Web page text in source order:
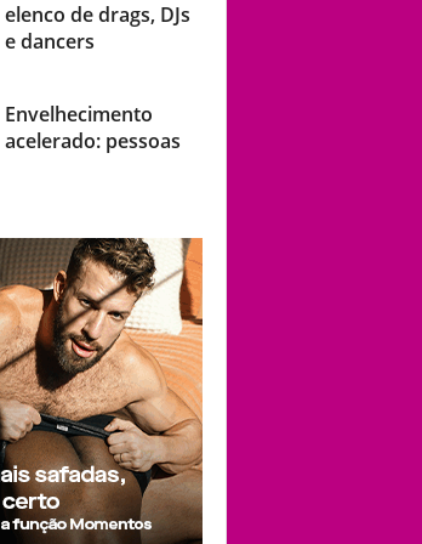
elenco de drags, DJs
e dancers
Envelhecimento
acelerado: pessoas
real, aponta relatório
internacional
Gay de 62 anos
relembra quando,
aos 15, foi garoto de
programa por
quatro meses sem
saber: “Idiotice da
minha parte”